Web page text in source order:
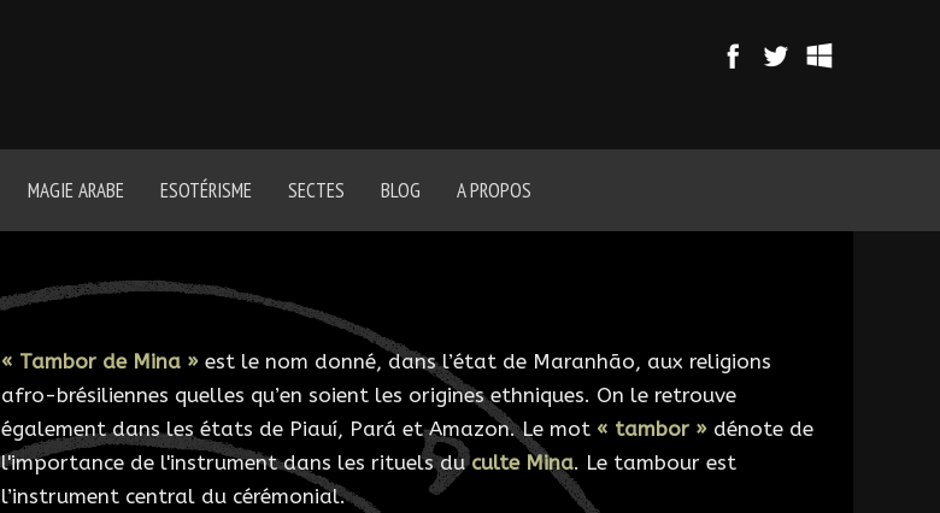
MAGIE ARABE ESOTÉRISME SECTES BLOG A PROPOS
« Tambor de Mina » est le nom donné, dans l’état de Maranhão, aux religions
afro-brésiliennes quelles qu’en soient les origines ethniques. On le retrouve
également dans les états de Piauí, Pará et Amazon. Le mot « tambor » dénote de
l'importance de l'instrument dans les rituels duculte Mina. Le tambour est
l’instrument central du cérémonial.